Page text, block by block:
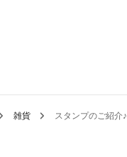
雑貨 スタンプのご紹介♪